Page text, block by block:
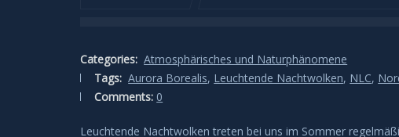
Categories: Atmosphärisches und Naturphänomene
Tags: Aurora Borealis, Leuchtende Nachtwolken, NLC,
Comments: 0
Leuchtende Nachtwolken treten bei uns im Sommer